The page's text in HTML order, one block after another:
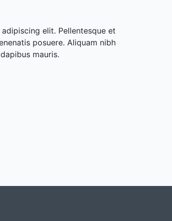
elit. Pellentesque et
posuere. Aliquam nibh
mauris.